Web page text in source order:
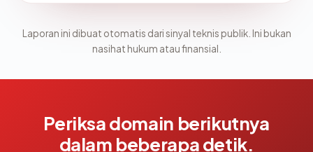
Laporan ini dibuat otomatis dari sinyal teknis publik. Ini bukan
nasihat hukum atau finansial.
Periksa domain berikutnya
dalam beberapa detik.